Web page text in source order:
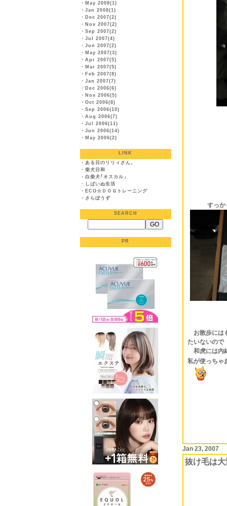
・ May 2008(1)
・ Jan 2008(1)
・ Dec 2007(2)
・ Nov 2007(2)
・ Sep 2007(2)
・ Jul 2007(4)
・ Jun 2007(2)
・ May 2007(3)
・ Apr 2007(5)
・ Mar 2007(5)
・ Feb 2007(8)
・ Jan 2007(7)
・ Dec 2006(6)
・ Nov 2006(5)
・ Oct 2006(8)
・ Sep 2006(10)
・ Aug 2006(7)
・ Jul 2006(11)
・ Jun 2006(14)
・ May 2006(2)
LINK
・ ある日のリリィさん。
・ 柴犬日和
・ 白柴犬｢オスカル」
・ しばいぬ生活
・ ECO☆ＤＯＧトレーニング
・ さらぼうず
SEARCH
PR
すっか
お散歩には
たいないので
和虎には内
私が使っちゃ
Jan 23, 2007
抜け毛は